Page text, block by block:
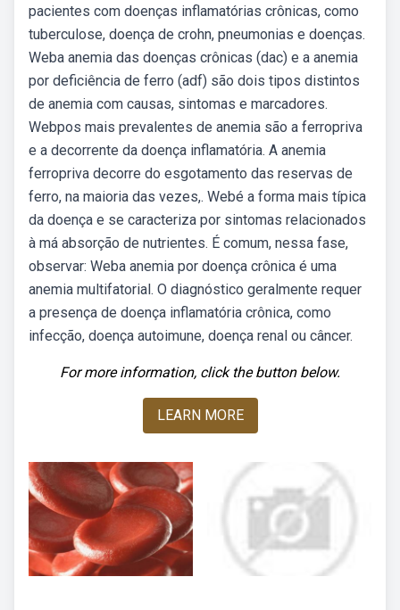
pacientes com doenças inflamatórias crônicas, como
tuberculose, doença de crohn, pneumonias e doenças.
Weba anemia das doenças crônicas (dac) e a anemia
por deficiência de ferro (adf) são dois tipos distintos
de anemia com causas, sintomas e marcadores.
Webpos mais prevalentes de anemia são a ferropriva
e a decorrente da doença inflamatória. A anemia
ferropriva decorre do esgotamento das reservas de
ferro, na maioria das vezes,. Webé a forma mais típica
da doença e se caracteriza por sintomas relacionados
à má absorção de nutrientes. É comum, nessa fase,
observar: Weba anemia por doença crônica é uma
anemia multifatorial. O diagnóstico geralmente requer
a presença de doença inflamatória crônica, como
infecção, doença autoimune, doença renal ou câncer.
For more information, click the button below.
LEARN MORE